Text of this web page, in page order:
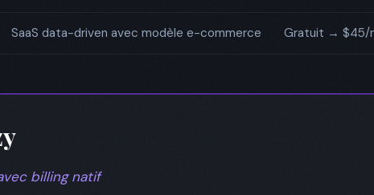
SaaS data-driven avec modèle e-commerce Gratuit → $45/
billing natif